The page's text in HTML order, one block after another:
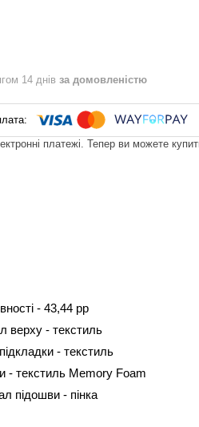
14 днів за домовленістю
платежі. Тепер ви можете
- 43,44 рр
верху - текстиль
- текстиль
- текстиль Memory Foam
підошви - пінка